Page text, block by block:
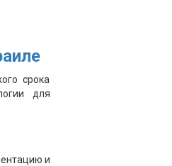
срока
для
и